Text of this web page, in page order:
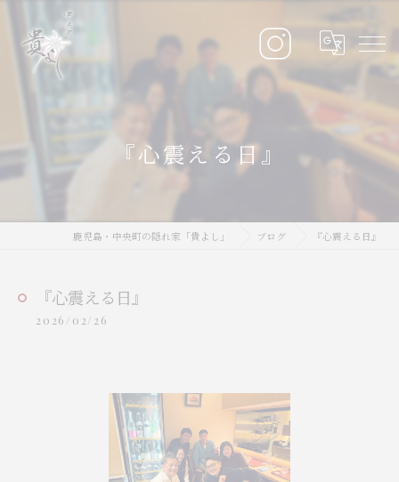
『心震える日』
鹿児島・中央町の隠れ家「貴よし」 ブログ 『心震える日』
『心震える日』
2026/02/26